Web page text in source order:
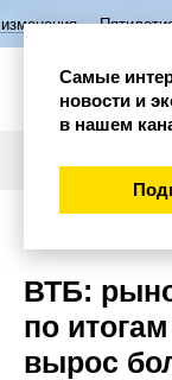
семьи в
ВТБ:
по
вырос
Самые
новости и
в нашем